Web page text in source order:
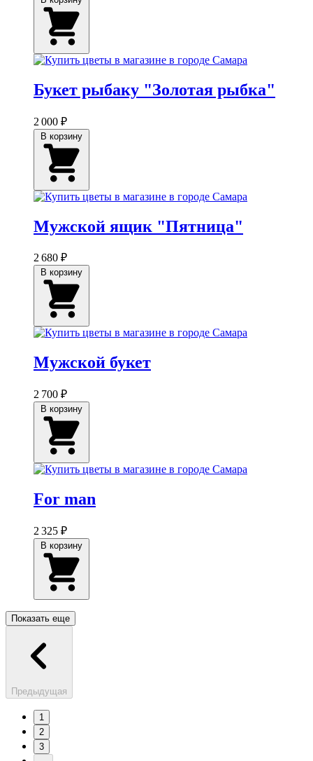
Букет рыбаку "Золотая рыбка"
2 000 ₽
Мужской ящик "Пятница"
2 680 ₽
Мужской букет
2 700 ₽
For man
2 325 ₽
Показать еще
Предыдущая
1
2
3